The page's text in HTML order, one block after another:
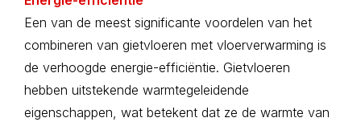
Een van de meest significante voordelen van het
combineren van gietvloeren met vloerverwarming is
de verhoogde energie-efficiëntie. Gietvloeren
hebben uitstekende warmtegeleidende
eigenschappen, wat betekent dat ze de warmte van